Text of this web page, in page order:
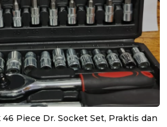
46 Piece Dr. Socket Set, Praktis dan